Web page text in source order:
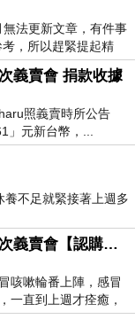
法更新文章，有件事
，所以趕緊提起精
義賣會 捐款收據
照義賣時所公告
」元新台幣，...
不足就緊接著上週多
【公告】haru手作本舖第6次義賣會【認購結束, 3/5捐款】
咳嗽輪番上陣，感冒
一直到上週才痊癒，